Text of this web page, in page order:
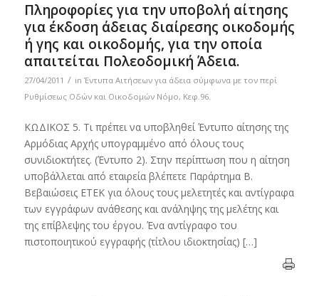
Πληροφορίες για την υποβολή αίτησης
για έκδοση άδειας διαίρεσης οικοδομής
ή γης και οικοδομής, για την οποία
απαιτείται Πολεοδομική Άδεια.
27/04/2011 / in Έντυπα Αιτήσεων για άδεια σύμφωνα με τον περί
Ρυθμίσεως Οδών και Οικοδομών Νόμο, Κεφ.96.
ΚΩΔΙΚΟΣ 5. Τι πρέπει να υποβληθεί Έντυπο αίτησης της
Αρμόδιας Αρχής υπογραμμένο από όλους τους
συνιδιοκτήτες. (Έντυπο 2). Στην περίπτωση που η αίτηση
υποβάλλεται από εταιρεία βλέπετε Παράρτημα B.
Βεβαιώσεις ΕΤΕΚ για όλους τους μελετητές και αντίγραφα
των εγγράφων ανάθεσης και ανάληψης της μελέτης και
της επίβλεψης του έργου. Ένα αντίγραφο του
πιστοποιητικού εγγραφής (τίτλου ιδιοκτησίας) […]